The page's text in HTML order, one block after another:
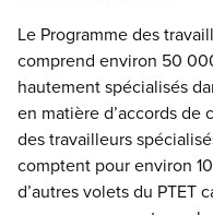
Le Programme des
comprend environ 50
hautement spécialisés
en matière d’accords de
des travailleurs
comptent pour environ
d’autres volets du PTET